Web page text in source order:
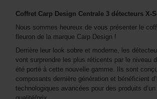
Coffret Carp Design Centrale 3 détecteurs X-
Nous sommes heureux de vous présenter le
fleuron de la marque Carp Design !
Derrière leur look sobre et moderne, les
vont surprendre les plus réticents par le niveau
été porté à cette nouvelle gamme. Ils sont
composants dernière génération et bénéficient
technologiques avancées pour des produits